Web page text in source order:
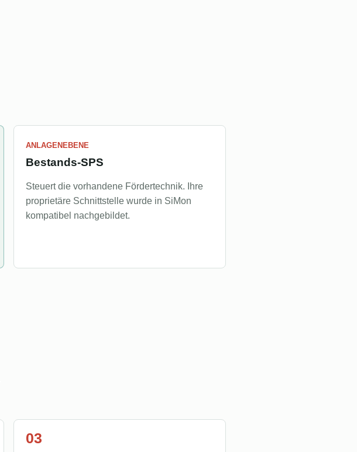
ANLAGENEBENE
Bestands-SPS
Steuert die vorhandene Fördertechnik. Ihre
proprietäre Schnittstelle wurde in SiMon
kompatibel nachgebildet.